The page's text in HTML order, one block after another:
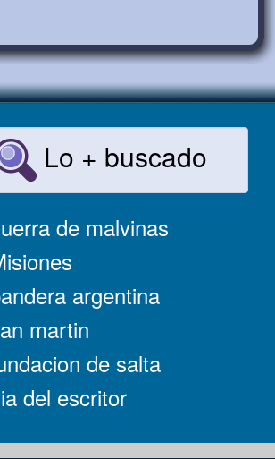
Lo + buscado
de malvinas
argentina
martin
de salta
del escritor